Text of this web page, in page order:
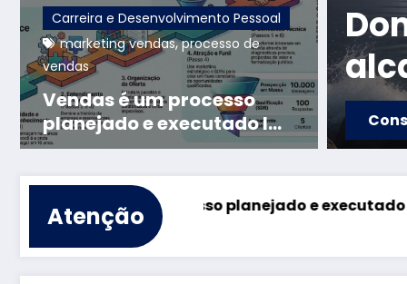
Carreira e Desenvolvimento Pessoal
marketing vendas,processo de
vendas
Vendas é um processo
planejado e executado l
The Engineering of
Predictable Growth
e
interior
e
Atenção
planejado e executado l The Engineering